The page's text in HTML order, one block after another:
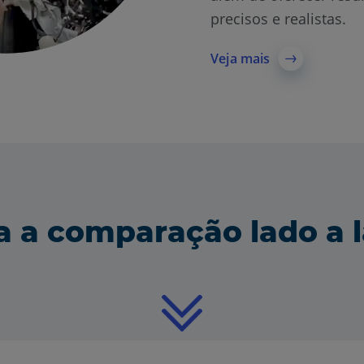
precisos e realistas.
Veja mais
a comparação lado a